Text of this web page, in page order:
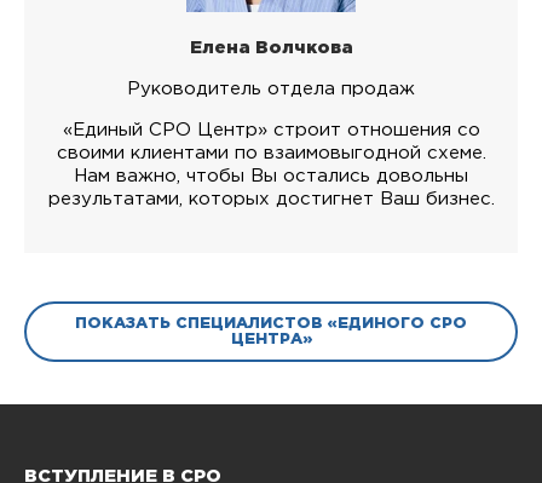
Елена Волчкова
Руководитель отдела продаж
«Единый СРО Центр» строит отношения со
своими клиентами по взаимовыгодной схеме.
Нам важно, чтобы Вы остались довольны
результатами, которых достигнет Ваш бизнес.
ПОКАЗАТЬ СПЕЦИАЛИСТОВ «ЕДИНОГО СРО
ЦЕНТРА»
ВСТУПЛЕНИЕ В СРО